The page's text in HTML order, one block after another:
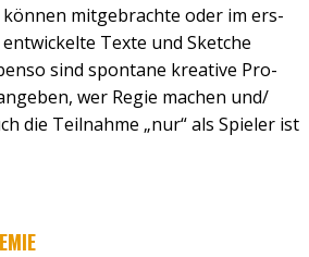
mit­ge­brach­te oder im ers­
Tex­te und Sket­che
sind spon­ta­ne krea­ti­ve Pro­
wer Regie machen und/​
die Teil­nah­me „nur“ als Spie­ler ist